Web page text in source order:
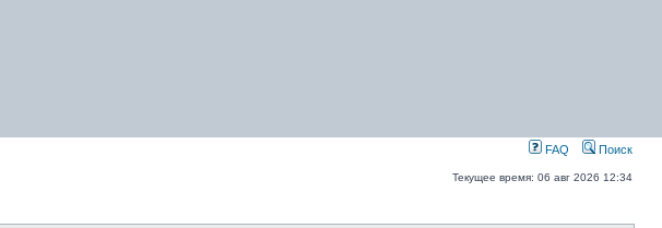
FAQ Поиск
Текущее время: 06 авг 2026 12:34